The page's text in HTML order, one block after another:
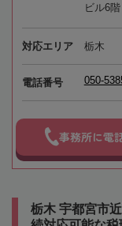
ビル6階
対応エリア 栃木
電話番号 050-
事務所に電
栃木 宇都宮市